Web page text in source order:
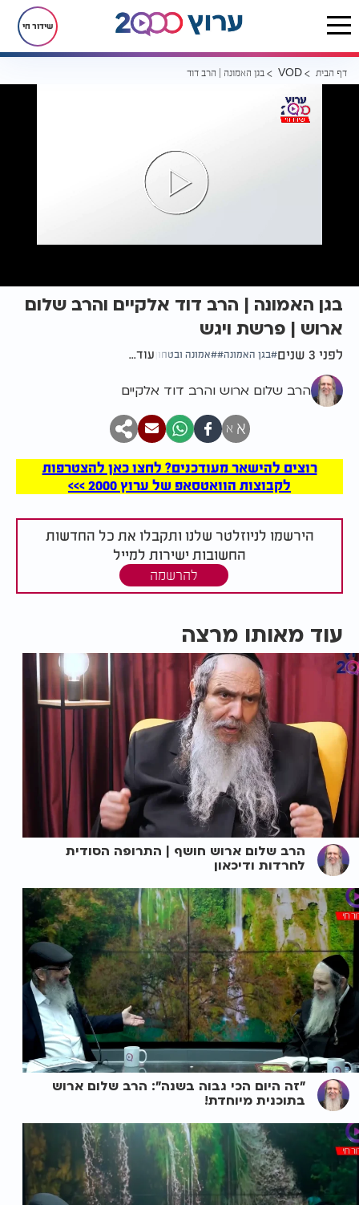
שידור חי
דף הבית VOD בגן האמונה | הרב דוד אלקיים והרב שלום ארוש | פרשת ויגש
בגן האמונה | הרב דוד אלקיים והרב שלום
ארוש | פרשת ויגש
לפני 3 שנים בגן האמונה אמונה ובטחון עוד...
הרב שלום ארוש והרב דוד אלקיים
א א
רוצים להישאר מעודכנים? לחצו כאן להצטרפות
לקבוצות הוואטסאפ של ערוץ 2000 >>>
הירשמו לניוזלטר שלנו ותקבלו את כל החדשות
החשובות ישירות למייל
להרשמה
עוד מאותו מרצה
הרב שלום ארוש חושף | התרופה הסודית
לחרדות ודיכאון
"זה היום הכי גבוה בשנה": הרב שלום ארוש
בתוכנית מיוחדת!